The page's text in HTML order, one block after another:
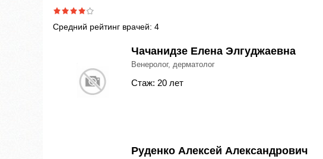
Средний рейтинг врачей: 4
Чачанидзе Елена Элгуджаевна
Венеролог, дерматолог
Стаж: 20 лет
Руденко Алексей Александрович